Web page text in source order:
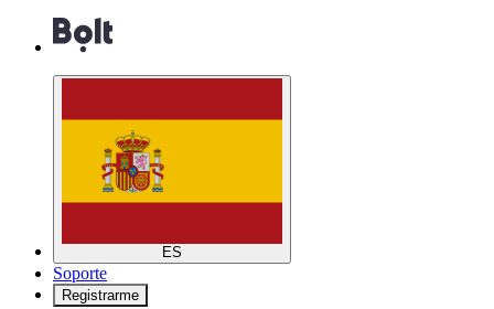
ES
Soporte
Registrarme